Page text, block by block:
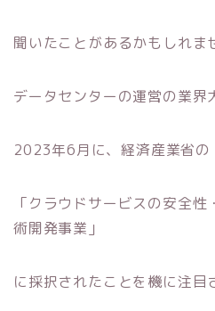
聞いたことがあるかもしれま
データセンターの運営の業界
2023年6月に、経済産業省の
「クラウドサービスの安全
術開発事業」
に採択されたことを機に注目